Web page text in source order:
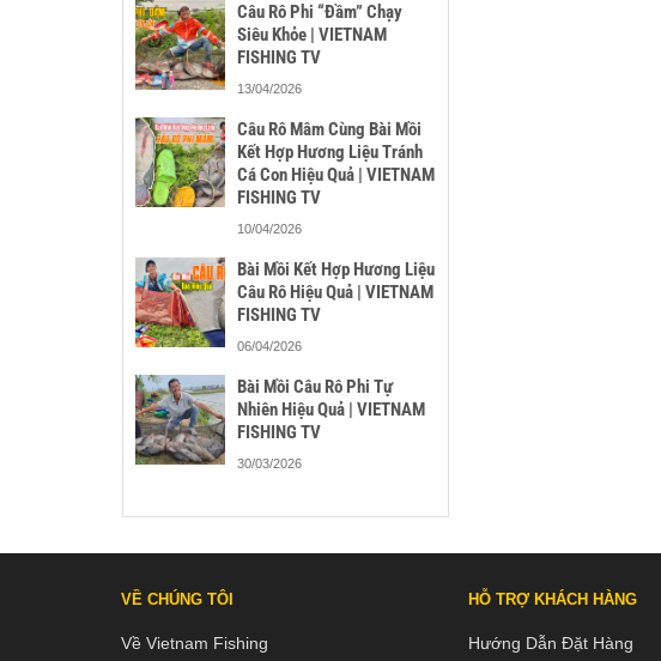
Câu Rô Phi “Đầm” Chạy
Siêu Khỏe | VIETNAM
FISHING TV
13/04/2026
Câu Rô Mâm Cùng Bài Mồi
Kết Hợp Hương Liệu Tránh
Cá Con Hiệu Quả | VIETNAM
FISHING TV
10/04/2026
Bài Mồi Kết Hợp Hương Liệu
Câu Rô Hiệu Quả | VIETNAM
FISHING TV
06/04/2026
Bài Mồi Câu Rô Phi Tự
Nhiên Hiệu Quả | VIETNAM
FISHING TV
30/03/2026
VỀ CHÚNG TÔI
Về Vietnam Fishing
HỖ TRỢ KHÁCH HÀNG
Hướng Dẫn Đặt Hàng